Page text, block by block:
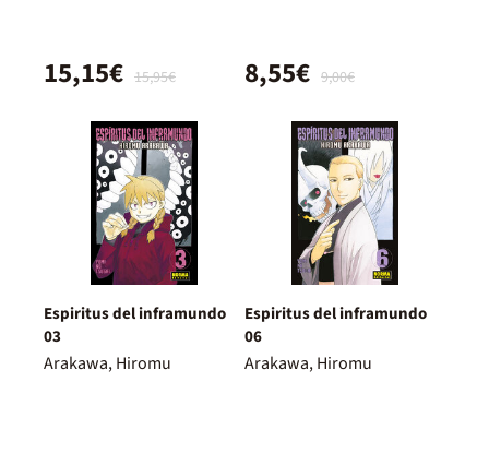
15,95€
15,15€ 9,00€
8,55€
Espiritus del inframundo
03
Arakawa, Hiromu
Espiritus del inframundo
06
Arakawa, Hiromu